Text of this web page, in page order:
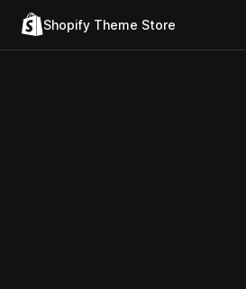
Shopify Theme Store